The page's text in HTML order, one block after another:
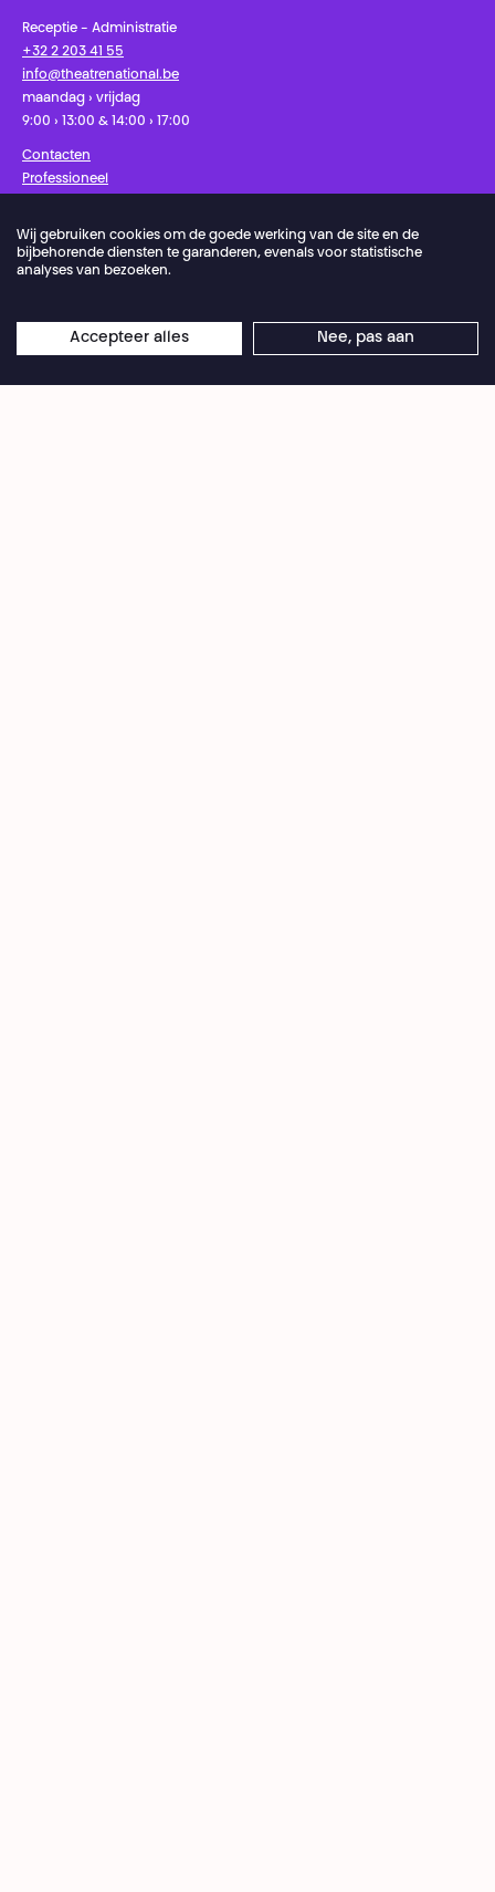
Receptie - Administratie
+32 2 203 41 55
info@theatrenational.be
maandag › vrijdag
9:00 › 13:00 & 14:00 › 17:00
Contacten
Professioneel
FacebookInstagramSchrijf u in op onze nieuwsbrief!
Privacybeleid
Cookie-voorkeuren
Algemene Verkoopvoorwaarden
Gebruiksvoorwaarden Credits
Wij gebruiken cookies om de goede werking van de site en de
bijbehorende diensten te garanderen, evenals voor statistische
analyses van bezoeken.
Accepteer alles Nee, pas aan